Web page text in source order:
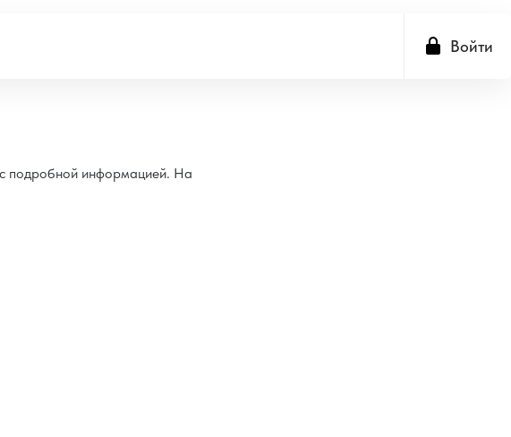
Войти
подробной информацией. На